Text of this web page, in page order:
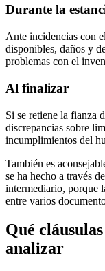
Durante la
Ante incidencias con
disponibles, daños y
problemas con el
Al finalizar
Si se retiene la fianza
discrepancias sobre
incumplimientos del
También es
se ha hecho a través
intermediario, porque
entre varios
Qué
analizar